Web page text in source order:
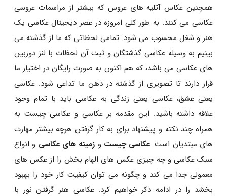
همچنین عکاس آتلیه های عروس که بیشتر از مراسمات عروسی
عکاسی می کنند. به طور کلی امروزه در عصر دیجیتال عکاسی یک
هنر و شغل محسوب می شود. تمامی لحظاتی که ما از گذشته می
بینیم به وسیله عکاسی گذشتگان و ثبت آن لحظات با لنز دوربین
های عکاسی می باشد، که هم اکنون به صورت رایگان در اختیار ما
قرار دارند تا تصویری از گذشته در ذهن ما تداعی شود. عکاسی
یعنی عشق، عکاسی یعنی زندگی به عکاسی باید با تمام وجود
علاقه داشته باشید. این مقدمه بر عکاسی و عکاسی چیست به
همراه چند نکته و پیشنهاد برای به کار گرفتن هرچه بیشتر مهارت
های مبتدیان است. عکاسی چیست و زمینه های عکاسی و انواع
سبک عکاسی و چه چیزی عکس های الهام بخش را از عکس های
معمولی جدا می کند و چگونه می توان کیفیت کار خود را بهبود
بخشد را در ادامه ذکر خواهیم کرد. عکاسی هنر گرفتن نور با